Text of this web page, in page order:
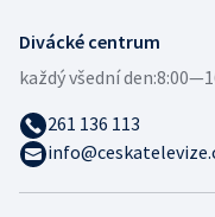
Divácké centrum
každý všední den:
261 136 113